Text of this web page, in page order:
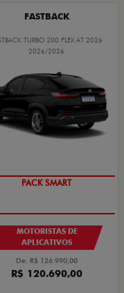
FASTBACK
TURBO 200 FLEX AT 2026
2026/2026
PACK SMART
MOTORISTAS DE
APLICATIVOS
De: R$ 126.990,00
R$ 120.690,00